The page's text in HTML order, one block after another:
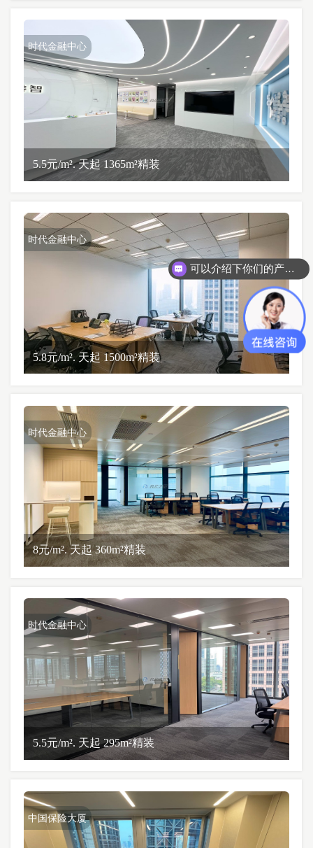
时代金融中心
5.5元/m². 天起 1365m²精装
时代金融中心
5.8元/m². 天起 1500m²精装
时代金融中心
8元/m². 天起 360m²精装
时代金融中心
5.5元/m². 天起 295m²精装
中国保险大厦
可以介绍下你们的产品么？